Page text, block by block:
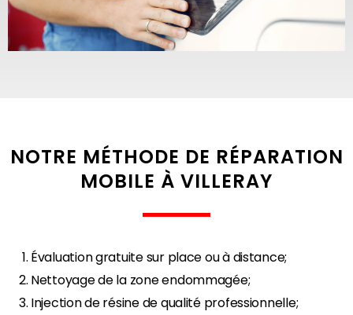
NOTRE MÉTHODE DE RÉPARATION
MOBILE À VILLERAY
Évaluation gratuite sur place ou à distance;
Nettoyage de la zone endommagée;
Injection de résine de qualité professionnelle;